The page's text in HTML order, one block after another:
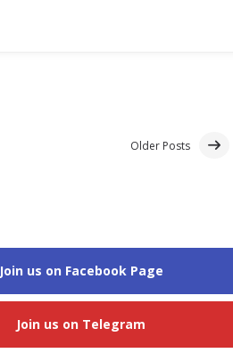
Older Posts
Join us on Facebook Page
Join us on Telegram